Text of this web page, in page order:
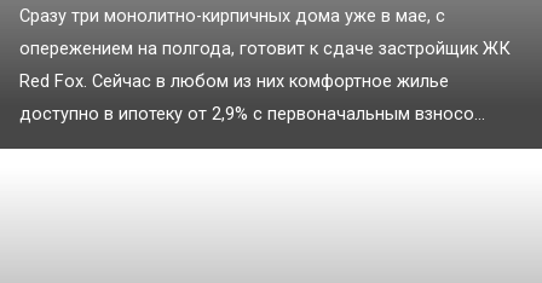
Сразу три монолитно-кирпичных дома уже в мае, с
опережением на полгода, готовит к сдаче застройщик ЖК
Red Fox. Сейчас в любом из них комфортное жилье
доступно в ипотеку от 2,9% с первоначальным взносо...